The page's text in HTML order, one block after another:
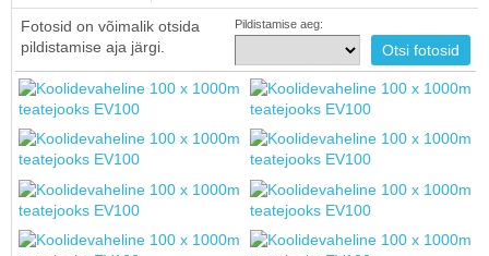
Fotosid on võimalik otsida
pildistamise aja järgi.
Pildistamise aeg: